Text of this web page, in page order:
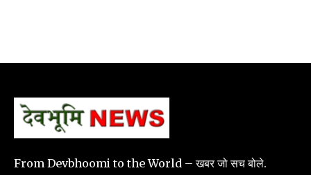
From Devbhoomi to the World – खबर जो सच बोले.